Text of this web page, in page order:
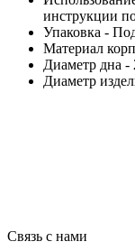
инструкции
Упаковка -
Материал
Диаметр дна -
Диаметр
Связь с нами